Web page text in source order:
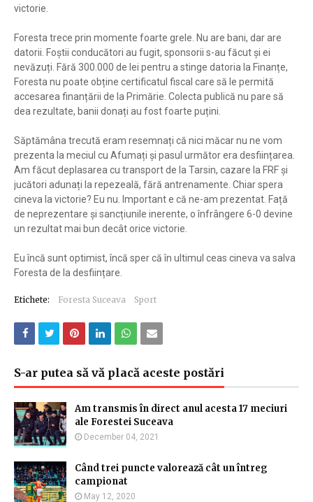
victorie.
Foresta trece prin momente foarte grele. Nu are bani, dar are
datorii. Foștii conducători au fugit, sponsorii s-au făcut și ei
nevăzuți. Fără 300.000 de lei pentru a stinge datoria la Finanțe,
Foresta nu poate obține certificatul fiscal care să le permită
accesarea finanțării de la Primărie. Colecta publică nu pare să
dea rezultate, banii donați au fost foarte puțini.
Săptămâna trecută eram resemnați că nici măcar nu ne vom
prezenta la meciul cu Afumați și pasul următor era desființarea.
Am făcut deplasarea cu transport de la Tarsin, cazare la FRF și
jucători adunați la repezeală, fără antrenamente. Chiar spera
cineva la victorie? Eu nu. Important e că ne-am prezentat. Față
de neprezentare și sancțiunile inerente, o înfrângere 6-0 devine
un rezultat mai bun decât orice victorie.
Eu încă sunt optimist, încă sper că în ultimul ceas cineva va salva
Foresta de la desființare.
Etichete: Foresta Suceava Sport
S-ar putea să vă placă aceste postări
Am transmis în direct anul acesta 17 meciuri
ale Forestei Suceava
December 04, 2021
Când trei puncte valorează cât un întreg
campionat
May 12, 2020